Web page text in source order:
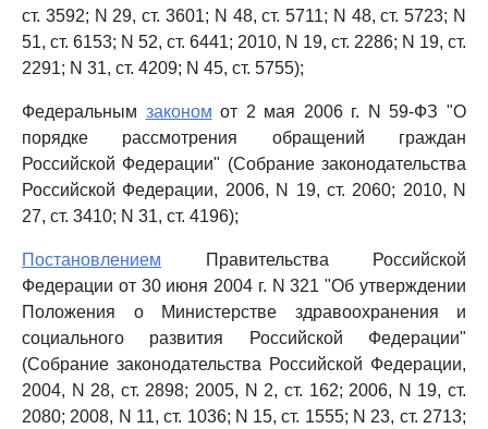
ст. 3592; N 29, ст. 3601; N 48, ст. 5711; N 48, ст. 5723; N
51, ст. 6153; N 52, ст. 6441; 2010, N 19, ст. 2286; N 19, ст.
2291; N 31, ст. 4209; N 45, ст. 5755);
Федеральным законом от 2 мая 2006 г. N 59-ФЗ "О
порядке рассмотрения обращений граждан
Российской Федерации" (Собрание законодательства
Российской Федерации, 2006, N 19, ст. 2060; 2010, N
27, ст. 3410; N 31, ст. 4196);
Постановлением Правительства Российской
Федерации от 30 июня 2004 г. N 321 "Об утверждении
Положения о Министерстве здравоохранения и
социального развития Российской Федерации"
(Собрание законодательства Российской Федерации,
2004, N 28, ст. 2898; 2005, N 2, ст. 162; 2006, N 19, ст.
2080; 2008, N 11, ст. 1036; N 15, ст. 1555; N 23, ст. 2713;